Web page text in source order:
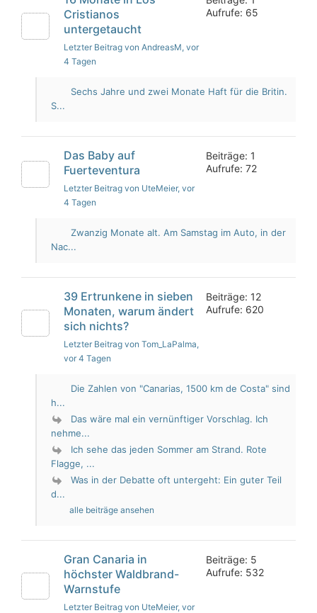
Cristianos
untergetaucht
Letzter Beitrag von AndreasM, vor
4 Tagen
Aufrufe: 65
Sechs Jahre und zwei Monate Haft für die Britin.
S...
Das Baby auf
Fuerteventura
Letzter Beitrag von UteMeier, vor
4 Tagen
Beiträge: 1
Aufrufe: 72
Zwanzig Monate alt. Am Samstag im Auto, in der
Nac...
39 Ertrunkene in sieben
Monaten, warum ändert
sich nichts?
Letzter Beitrag von Tom_LaPalma,
vor 4 Tagen
Beiträge: 12
Aufrufe: 620
Die Zahlen von "Canarias, 1500 km de Costa" sind
h...
Das wäre mal ein vernünftiger Vorschlag. Ich
nehme...
Ich sehe das jeden Sommer am Strand. Rote
Flagge, ...
Was in der Debatte oft untergeht: Ein guter Teil
d...
alle beiträge ansehen
Gran Canaria in
höchster Waldbrand-
Warnstufe
Letzter Beitrag von UteMeier, vor
Beiträge: 5
Aufrufe: 532